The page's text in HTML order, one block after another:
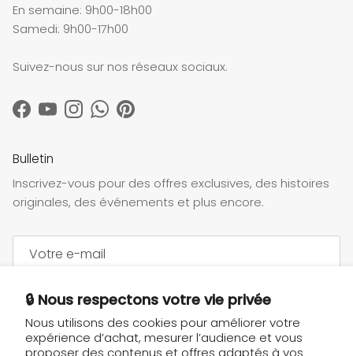
🔒 Nous respectons votre vie privée
Nous utilisons des cookies pour améliorer votre
expérience d’achat, mesurer l’audience et vous
proposer des contenus et offres adaptés à vos
En semaine: 9h00-18h00
Samedi: 9h00-17h00
Suivez-nous sur nos réseaux sociaux.
Facebook
YouTubeInstagram
WhatsApp
Pinterest
Bulletin
Inscrivez-vous pour des offres exclusives, des histoires
originales, des événements et plus encore.
S’INSCRIRE